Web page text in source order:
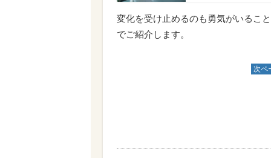
変化を受け止めるのも勇気がいるこ
でご紹介します。
次ペ